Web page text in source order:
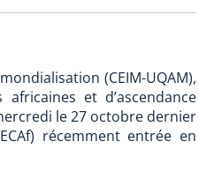
(CEIM-UQAM),
et d’ascendance
le 27 octobre dernier
récemment entrée en